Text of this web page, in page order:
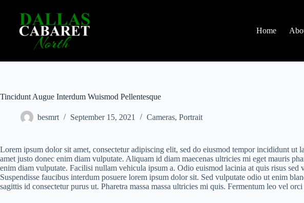
content
Home
Tincidunt Augue Interdum Wuismod Pellentesque
besmrt September 15, 2021 Cameras, Portrait
Lorem ipsum dolor sit amet, consectetur adipiscing elit, sed do eiusmod tempor incididunt
amet justo donec enim diam vulputate. Aliquam id diam maecenas ultricies mi eget mauris
enim diam vulputate. Facilisi nullam vehicula ipsum a. Odio euismod lacinia at quis risus
Suspendisse faucibus interdum posuere lorem ipsum dolor sit. Sed vulputate odio ut enim
sagittis id consectetur purus ut. Pharetra massa massa ultricies mi quis. Fermentum leo vel